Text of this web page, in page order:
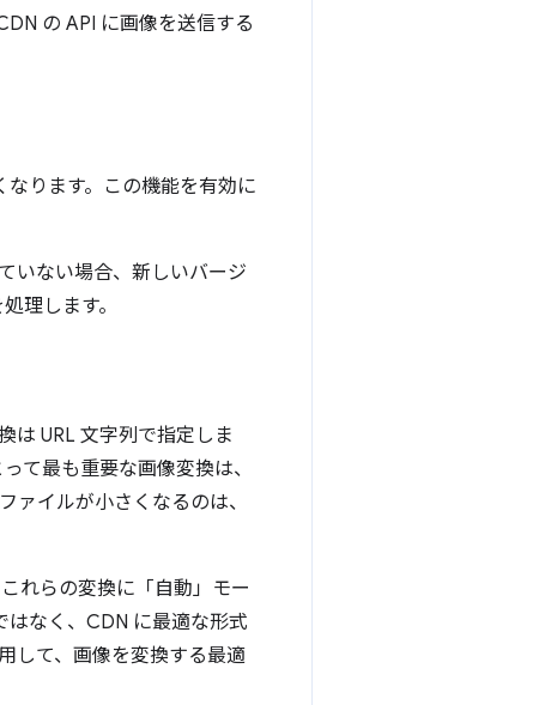
の API に画像を送信する
ります。この機能を有効に
いない場合、新しいバージ
理します。
は URL 文字列で指定しま
て最も重要な画像変換は、
ァイルが小さくなるのは、
れらの変換に「自動」モー
はなく、CDN に最適な形式
して、画像を変換する最適